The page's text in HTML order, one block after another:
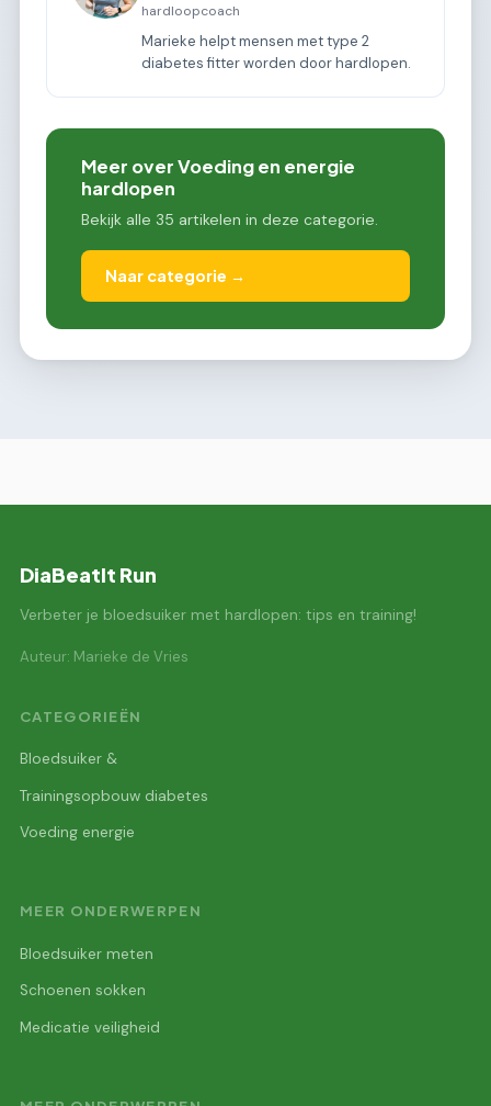
hardloopcoach
Marieke helpt mensen met type 2
diabetes fitter worden door hardlopen.
Meer over Voeding en energie
hardlopen
Bekijk alle 35 artikelen in deze categorie.
Naar categorie →
DiaBeatIt Run
Verbeter je bloedsuiker met hardlopen: tips en training!
Auteur: Marieke de Vries
CATEGORIEËN
Bloedsuiker &
Trainingsopbouw diabetes
Voeding energie
MEER ONDERWERPEN
Bloedsuiker meten
Schoenen sokken
Medicatie veiligheid